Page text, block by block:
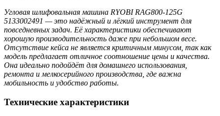
Угловая шлифовальная машина RYOBI RAG800-125G
5133002491 — это надёжный и лёгкий инструмент для
повседневных задач. Её характеристики обеспечивают
хорошую производительность даже при небольшом весе.
Отсутствие кейса не является критичным минусом, так как
модель предлагает отличное соотношение цены и качества.
Она идеально подойдёт для домашнего использования,
ремонта и мелкосерийного производства, где важна
мобильность и удобство работы.
Технические характеристики